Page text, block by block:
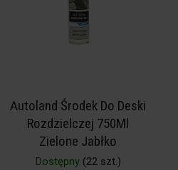
Autoland Środek Do Deski
Rozdzielczej 750Ml
Zielone Jabłko
Dostępny(22 szt.)